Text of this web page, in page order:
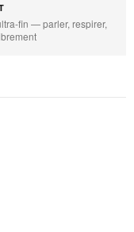
fin — parler, respirer,